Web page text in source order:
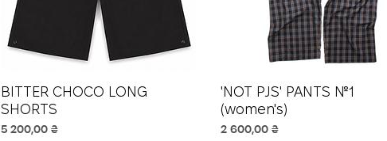
Швидкий перегляд
BITTER CHOCO LONG
SHORTS
Ціна
5 200,00 ₴
Швидкий перегляд
'NOT PJS' PANTS №1
(women's)
Ціна
2 600,00 ₴